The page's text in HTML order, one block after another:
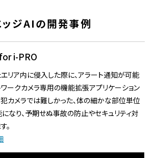
ッジAIの開発事例
i-PRO
リア内に侵入した際に、アラート通知が可能
ークカメラ専用の機能拡張アプリケーション
犯カメラでは難しかった、体の細かな部位単位
なり、予期せぬ事故の防止やセキュリティ対
。